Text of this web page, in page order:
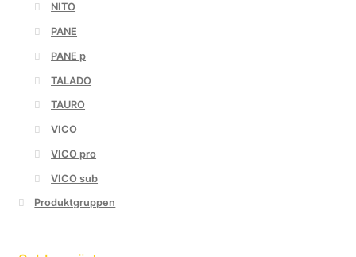
NITO
PANE
PANE p
TALADO
TAURO
VICO
VICO pro
VICO sub
Produktgruppen